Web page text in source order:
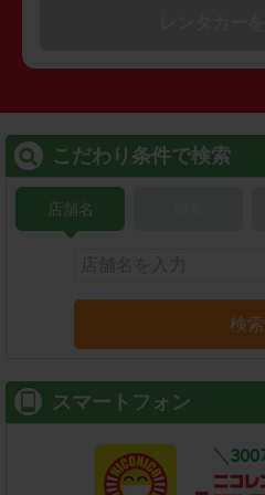
こだわり条件で検索
店舗名
検索
スマートフォン